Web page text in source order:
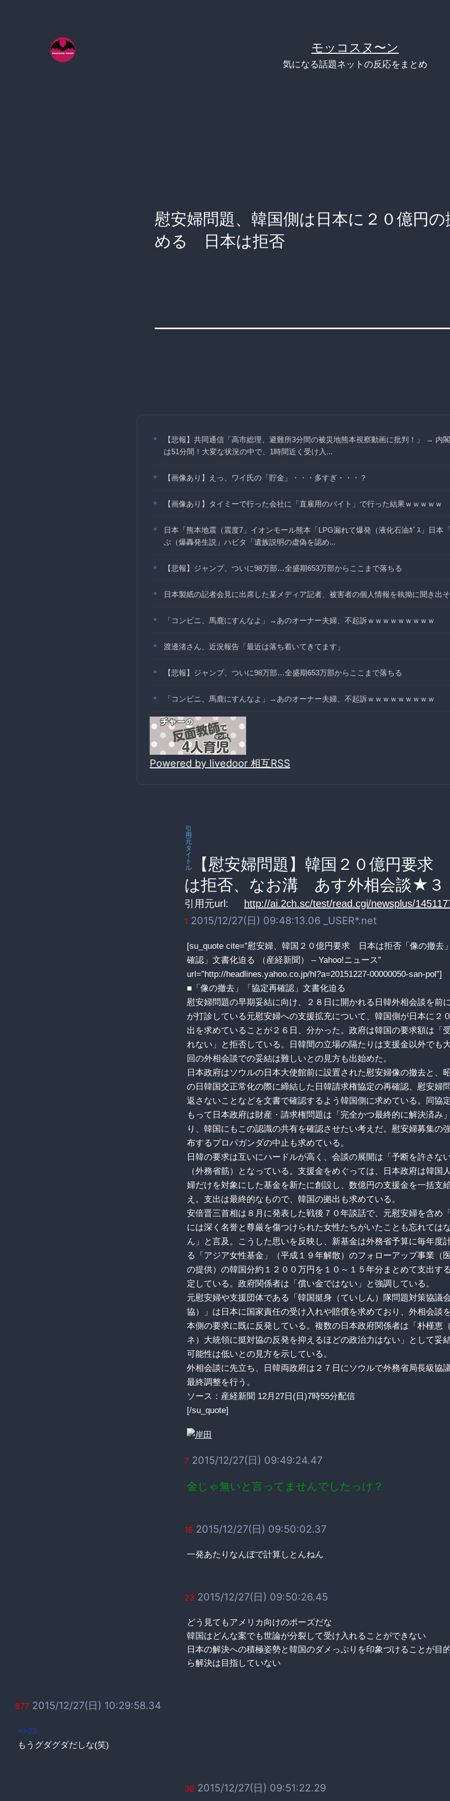
モッコスヌ〜ン
気になる話題ネットの反応をまとめ
慰安婦問題、韓国側は日本に２０億円
める 日本は拒否
【悲報】共同通信「高市総理、避難所3分間の被災地熊本視察動画に批判！」 → 内
は51分間！大変な状況の中で、1時間近く受け入...
【画像あり】えっ、ワイ氏の「貯金」・・・多すぎ・・・？
【画像あり】タイミーで行った会社に「直雇用のバイト」で行った結果ｗｗｗｗｗ
日本「熊本地震（震度7」イオンモール熊本「LPG漏れて爆発（液化石油ｶﾞｽ」日本
ぶ（爆轟発生説」ハビタ「遺族説明の虚偽を認め...
【悲報】ジャンプ、ついに98万部…全盛期653万部からここまで落ちる
日本製紙の記者会見に出席した某メディア記者、被害者の個人情報を執拗に聞き
「コンビニ、馬鹿にすんなよ」→あのオーナー夫婦、不起訴ｗｗｗｗｗｗｗｗｗ
渡邊渚さん、近況報告「最近は落ち着いてきてます」
【悲報】ジャンプ、ついに98万部…全盛期653万部からここまで落ちる
「コンビニ、馬鹿にすんなよ」→あのオーナー夫婦、不起訴ｗｗｗｗｗｗｗｗｗ
Powered by livedoor 相互RSS
引
用
元
タ
イ
ト
ル
【慰安婦問題】韓国２０億円要求
は拒否、なお溝 あす外相会談★３
引用元url: http://ai.2ch.sc/test/read.cgi/newsplus/
1 2015/12/27(日) 09:48:13.06 _USER*.net
[su_quote cite=”慰安婦、韓国２０億円要求 日本は拒否「像の撤去
確認」文書化迫る （産経新聞） – Yahoo!ニュース”
url=”http://headlines.yahoo.co.jp/hl?a=20151227-00000050-san-pol”]
■「像の撤去」「協定再確認」文書化迫る
慰安婦問題の早期妥結に向け、２８日に開かれる日韓外相会談を前
が打診している元慰安婦への支援拡充について、韓国側が日本に２
出を求めていることが２６日、分かった。政府は韓国の要求額は「
れない」と拒否している。日韓間の立場の隔たりは支援金以外でも
回の外相会談での妥結は難しいとの見方も出始めた。
日本政府はソウルの日本大使館前に設置された慰安婦像の撤去と、
の日韓国交正常化の際に締結した日韓請求権協定の再確認、慰安婦
返さないことなどを文書で確認するよう韓国側に求めている。同協
もって日本政府は財産・請求権問題は「完全かつ最終的に解決済み
り、韓国にもこの認識の共有を確認させたい考えだ。慰安婦募集の
布するプロパガンダの中止も求めている。
日韓の要求は互いにハードルが高く、会談の展開は「予断を許さな
（外務省筋）となっている。支援金をめぐっては、日本政府は韓国
婦だけを対象にした基金を新たに創設し、数億円の支援金を一括支
え。支出は最終的なもので、韓国の拠出も求めている。
安倍晋三首相は８月に発表した戦後７０年談話で、元慰安婦を含め
には深く名誉と尊厳を傷つけられた女性たちがいたことも忘れては
ん」と言及。こうした思いを反映し、新基金は外務省予算に毎年度
る「アジア女性基金」（平成１９年解散）のフォローアップ事業（
の提供）の韓国分約１２００万円を１０～１５年分まとめて支出す
定している。政府関係者は「償い金ではない」と強調している。
元慰安婦や支援団体である「韓国挺身（ていしん）隊問題対策協議
協）」は日本に国家責任の受け入れや賠償を求めており、外相会談
本側の要求に既に反発している。複数の日本政府関係者は「朴槿恵
ネ）大統領に挺対協の反発を抑えるほどの政治力はない」として妥
可能性は低いとの見方を示している。
外相会談に先立ち、日韓両政府は２７日にソウルで外務省局長級協
最終調整を行う。
ソース：産経新聞 12月27日(日)7時55分配信
[/su_quote]
7 2015/12/27(日) 09:49:24.47
金じゃ無いと言ってませんでしたっけ？
16 2015/12/27(日) 09:50:02.37
一発あたりなんぼで計算しとんねん
23 2015/12/27(日) 09:50:26.45
どう見てもアメリカ向けのポーズだな
韓国はどんな案でも世論が分裂して受け入れることができない
日本の解決への積極姿勢と韓国のダメっぷりを印象づけることが目
ら解決は目指していない
877 2015/12/27(日) 10:29:58.34
>>23
もうグダグダだしな(笑)
36 2015/12/27(日) 09:51:22.29